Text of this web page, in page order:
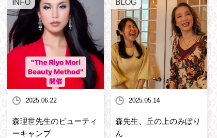
INFO
2025.06.22
森理世先生のビューティ
ーキャンプ
BLOG
2025.05.14
森先生、丘の上のみぽり
ん